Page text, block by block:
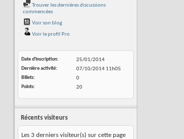
Trouver les dernières discussions
commencées
Voir son blog
Voir le profil Pro
Date d'inscription
25/01/2014
Dernière activité
07/10/2014 11h05
Billets
0
Points
20
Récents visiteurs
Les 3 derniers visiteur(s) sur cette page